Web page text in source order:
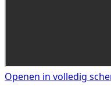
Openen in volledig